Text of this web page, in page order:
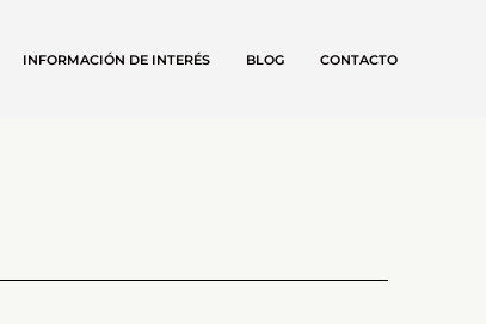
INFORMACIÓN DE INTERÉS BLOG CONTACTO